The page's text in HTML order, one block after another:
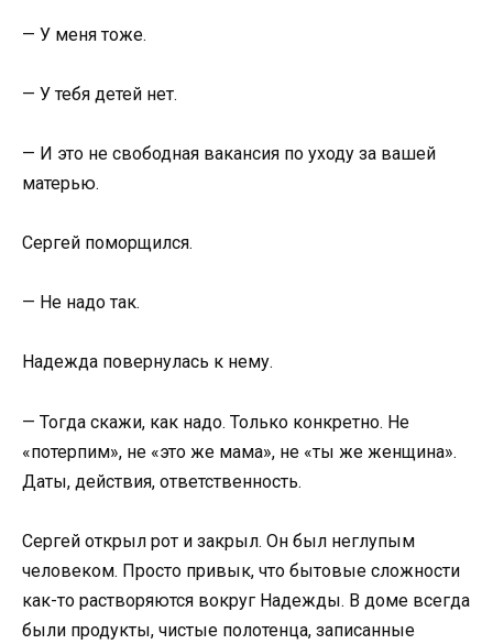
— У меня тоже.
— У тебя детей нет.
— И это не свободная вакансия по уходу за вашей
матерью.
Сергей поморщился.
— Не надо так.
Надежда повернулась к нему.
— Тогда скажи, как надо. Только конкретно. Не
«потерпим», не «это же мама», не «ты же женщина».
Даты, действия, ответственность.
Сергей открыл рот и закрыл. Он был неглупым
человеком. Просто привык, что бытовые сложности
как-то растворяются вокруг Надежды. В доме всегда
были продукты, чистые полотенца, записанные